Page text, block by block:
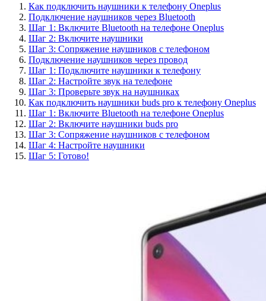
Как подключить наушники к телефону Oneplus
Подключение наушников через Bluetooth
Шаг 1: Включите Bluetooth на телефоне Oneplus
Шаг 2: Включите наушники
Шаг 3: Сопряжение наушников с телефоном
Подключение наушников через провод
Шаг 1: Подключите наушники к телефону
Шаг 2: Настройте звук на телефоне
Шаг 3: Проверьте звук на наушниках
Как подключить наушники buds pro к телефону Oneplus
Шаг 1: Включите Bluetooth на телефоне Oneplus
Шаг 2: Включите наушники buds pro
Шаг 3: Сопряжение наушников с телефоном
Шаг 4: Настройте наушники
Шаг 5: Готово!